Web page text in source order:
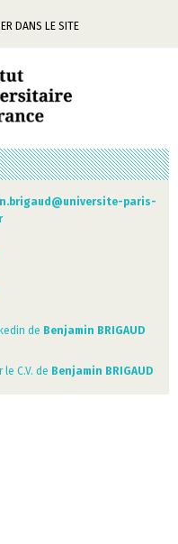
paris-
de Benjamin BRIGAUD
le C.V. de Benjamin BRIGAUD